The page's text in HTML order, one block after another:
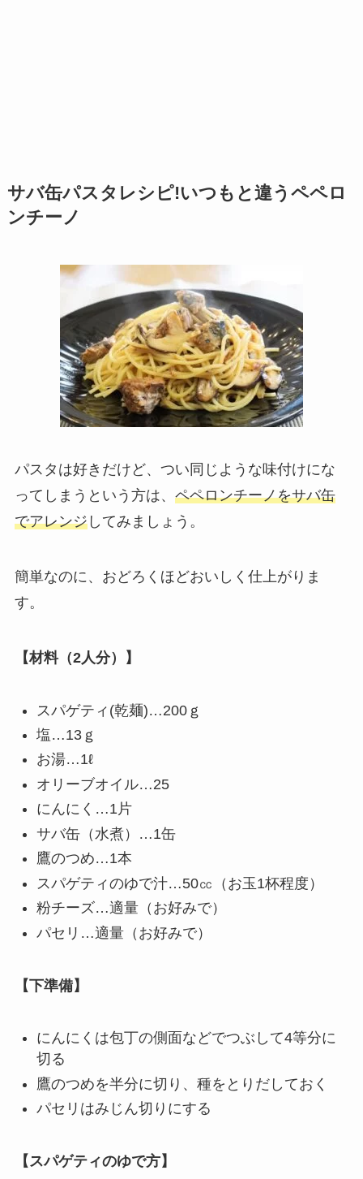
サバ缶パスタレシピ!いつもと違うペペロ
ンチーノ
パスタは好きだけど、つい同じような味付けにな
ってしまうという方は、 ペペロンチーノをサバ缶
でアレンジしてみましょう。
簡単なのに、おどろくほどおいしく仕上がりま
す。
【材料（2人分）】
スパゲティ(乾麺)…200ｇ
塩…13ｇ
お湯…1ℓ
オリーブオイル…25
にんにく…1片
サバ缶（水煮）…1缶
鷹のつめ…1本
スパゲティのゆで汁…50㏄（お玉1杯程度）
粉チーズ…適量（お好みで）
パセリ…適量（お好みで）
【下準備】
にんにくは包丁の側面などでつぶして4等分に
切る
鷹のつめを半分に切り、種をとりだしておく
パセリはみじん切りにする
【スパゲティのゆで方】